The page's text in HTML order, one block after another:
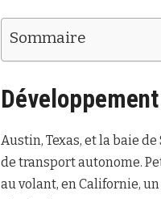
Sommaire
Austin, Texas, et la baie
de transport autonome.
au volant, en Californie,